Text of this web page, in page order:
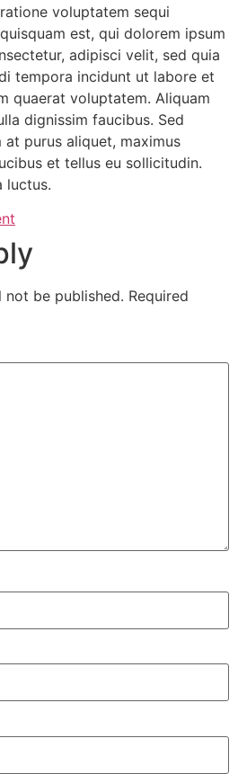
voluptatem sequi
est, qui dolorem ipsum
adipisci velit, sed quia
tempora incidunt ut labore et
quaerat voluptatem. Aliquam
dignissim faucibus. Sed
at purus aliquet, maximus
et tellus eu sollicitudin.
luctus.
not be published. Required